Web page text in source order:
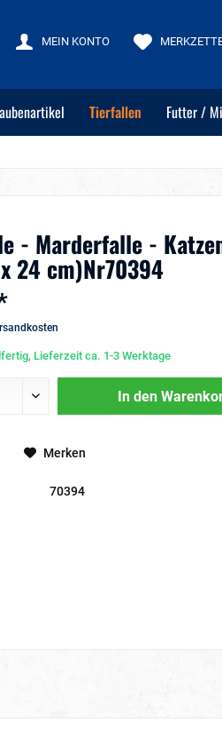
MEIN KONTO
Tierfallen Futter /
- Marderfalle -
24 cm)Nr70394
Lieferzeit ca. 1-3 Werktage
In den
Merken
70394